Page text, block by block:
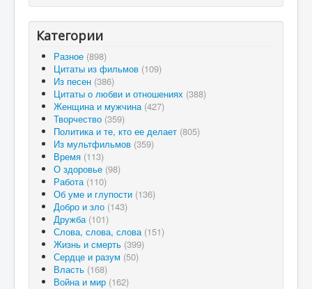
Категории
Разное (898)
Цитаты из фильмов (109)
Из песен (386)
Цитаты о любви и отношениях (388)
Женщина и мужчина (427)
Творчество (359)
Политика и те, кто ее делает (805)
Из мультфильмов (359)
Время (113)
О здоровье (98)
Работа (110)
Об уме и глупости (136)
Добро и зло (143)
Дружба (101)
Слова, слова, слова (151)
Жизнь и смерть (399)
Сердце и разум (50)
Власть (168)
Война и мир (162)